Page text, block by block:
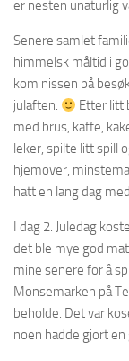
er nesten unaturlig
Senere samlet
himmelsk måltid i
kom nissen på
julaften.
Etter litt
med brus, kaffe,
leker, spilte litt spill
hjemover,
hatt en lang dag
I dag 2. Juledag
det ble mye god
mine senere for å
Monsemarken på
beholde. Det var
noen hadde gjort